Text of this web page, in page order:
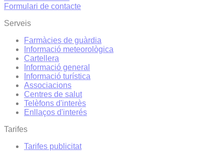
Formulari de contacte
Serveis
Farmàcies de guàrdia
Informació meteorològica
Cartellera
Informació general
Informació turística
Associacions
Centres de salut
Telèfons d'interès
Enllaços d'interés
Tarifes
Tarifes publicitat